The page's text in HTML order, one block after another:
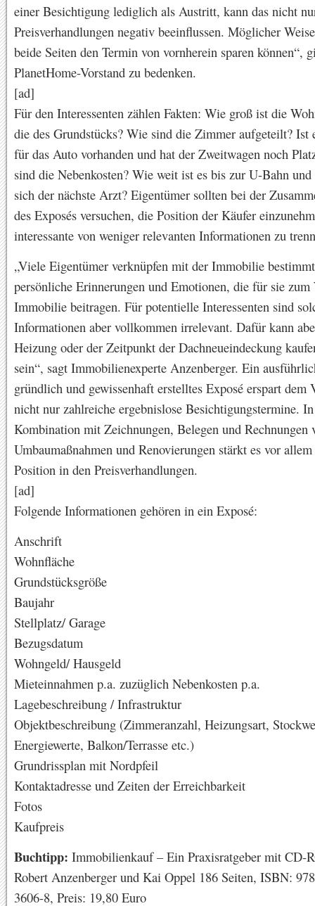
einer Besichtigung lediglich als Austritt, kann das nicht
Preisverhandlungen negativ beeinflussen. Möglicher
beide Seiten den Termin von vornherein sparen können“,
PlanetHome-Vorstand zu bedenken.
[ad]
Für den Interessenten zählen Fakten: Wie groß ist die
die des Grundstücks? Wie sind die Zimmer aufgeteilt? Ist
für das Auto vorhanden und hat der Zweitwagen noch
sind die Nebenkosten? Wie weit ist es bis zur U-Bahn
sich der nächste Arzt? Eigentümer sollten bei der
des Exposés versuchen, die Position der Käufer
interessante von weniger relevanten Informationen zu
„Viele Eigentümer verknüpfen mit der Immobilie
persönliche Erinnerungen und Emotionen, die für sie zum
Immobilie beitragen. Für potentielle Interessenten sind
Informationen aber vollkommen irrelevant. Dafür kann
Heizung oder der Zeitpunkt der Dachneueindeckung
sein“, sagt Immobilienexperte Anzenberger. Ein
gründlich und gewissenhaft erstelltes Exposé erspart dem
nicht nur zahlreiche ergebnislose Besichtigungstermine. In
Kombination mit Zeichnungen, Belegen und Rechnungen
Umbaumaßnahmen und Renovierungen stärkt es vor allem
Position in den Preisverhandlungen.
[ad]
Folgende Informationen gehören in ein Exposé:
Anschrift
Wohnfläche
Grundstücksgröße
Baujahr
Stellplatz/ Garage
Bezugsdatum
Wohngeld/ Hausgeld
Mieteinnahmen p.a. zuzüglich Nebenkosten p.a.
Lagebeschreibung / Infrastruktur
Objektbeschreibung (Zimmeranzahl, Heizungsart,
Energiewerte, Balkon/Terrasse etc.)
Grundrissplan mit Nordpfeil
Kontaktadresse und Zeiten der Erreichbarkeit
Fotos
Kaufpreis
Buchtipp: Immobilienkauf – Ein Praxisratgeber mit CD-
Robert Anzenberger und Kai Oppel 186 Seiten, ISBN:
3606-8, Preis: 19,80 Euro